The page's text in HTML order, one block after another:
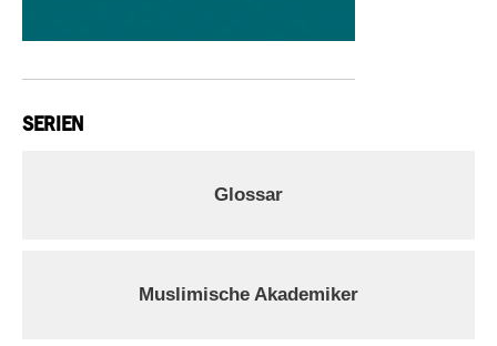
SERIEN
Glossar
Muslimische Akademiker